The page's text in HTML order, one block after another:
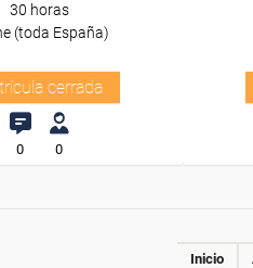
30 horas
(toda España)
cerrada
0 0
Inicio